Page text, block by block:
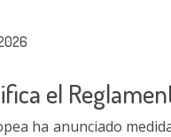
el
ha anunciado